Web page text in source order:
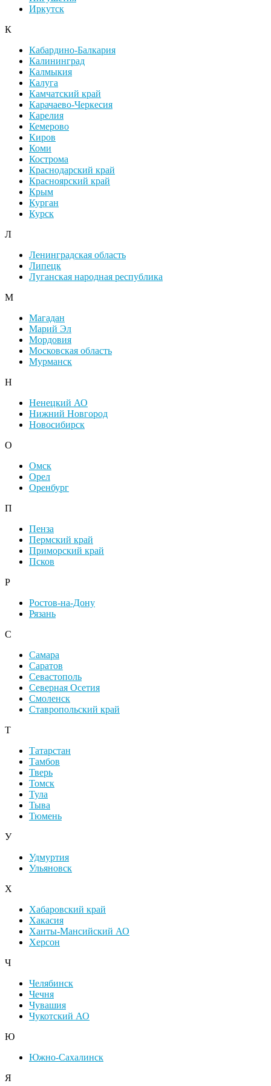
Иркутск
К
Кабардино-Балкария
Калининград
Калмыкия
Калуга
Камчатский край
Карачаево-Черкесия
Карелия
Кемерово
Киров
Коми
Кострома
Краснодарский край
Красноярский край
Крым
Курган
Курск
Л
Ленинградская область
Липецк
Луганская народная республика
М
Магадан
Марий Эл
Мордовия
Московская область
Мурманск
Н
Ненецкий АО
Нижний Новгород
Новосибирск
О
Омск
Орел
Оренбург
П
Пенза
Пермский край
Приморский край
Псков
Р
Ростов-на-Дону
Рязань
С
Самара
Саратов
Севастополь
Северная Осетия
Смоленск
Ставропольский край
Т
Татарстан
Тамбов
Тверь
Томск
Тула
Тыва
Тюмень
У
Удмуртия
Ульяновск
Х
Хабаровский край
Хакасия
Ханты-Мансийский АО
Херсон
Ч
Челябинск
Чечня
Чувашия
Чукотский АО
Ю
Южно-Сахалинск
Я